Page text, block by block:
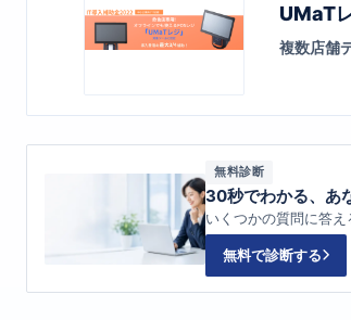
UMaT
複数店舗
無料診断
30秒でわかる、あ
いくつかの質問に答
無料で診断する